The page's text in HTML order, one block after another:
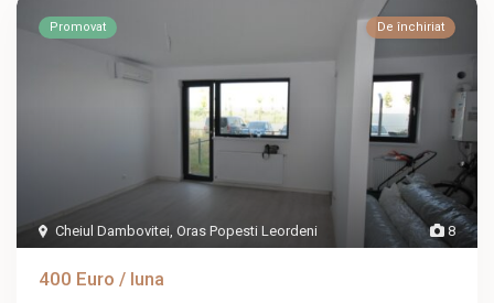
8
Cheiul Dambovitei,Oras Popesti Leordeni
Promovat De închiriat
400 Euro/ luna